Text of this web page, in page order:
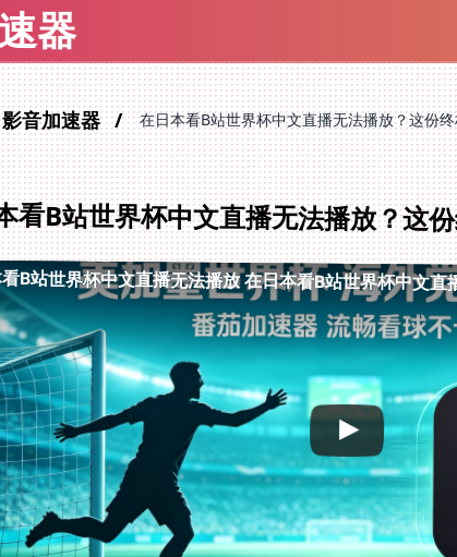
器
影音加速器 在日本看B站世界杯中文直播无法播放？这份
看B站世界杯中文直播无法播放？这
B站世界杯中文直播无法播放在日本看B站世界杯中文直